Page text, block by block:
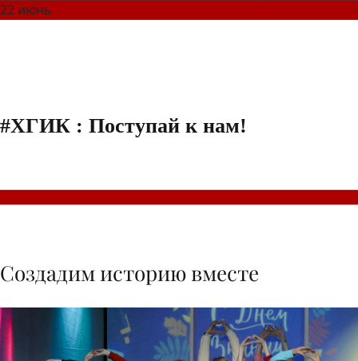
22 июнь
#ХГИК : Поступай к нам!
Создадим историю вместе